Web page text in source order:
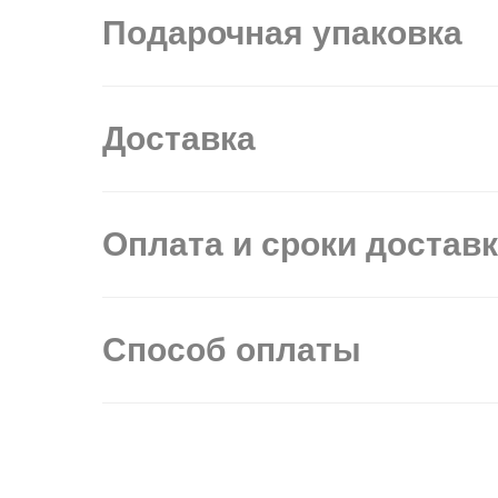
Подарочная упаковка
Доставка
Оплата и сроки
Способ оплаты